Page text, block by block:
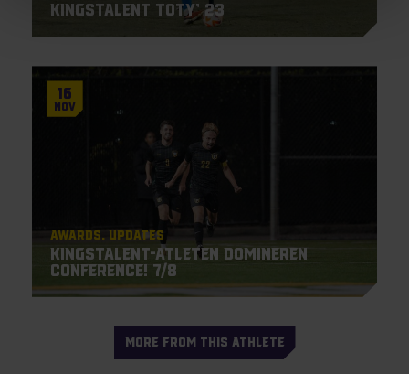
KingsTalent TOTY’ 23
16
Nov
Awards Updates
Kingstalent-atleten domineren
Conference! 7/8
MORE FROM THIS ATHLETE